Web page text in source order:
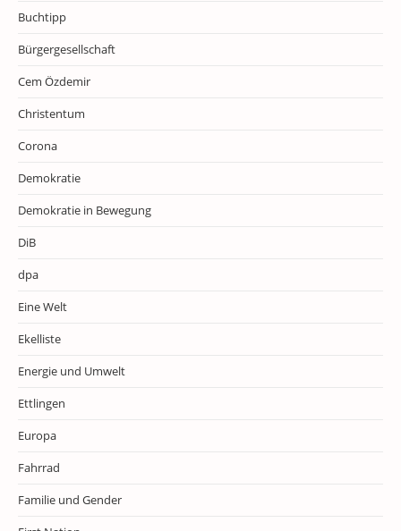
Buchtipp
Bürgergesellschaft
Cem Özdemir
Christentum
Corona
Demokratie
Demokratie in Bewegung
DiB
dpa
Eine Welt
Ekelliste
Energie und Umwelt
Ettlingen
Europa
Fahrrad
Familie und Gender